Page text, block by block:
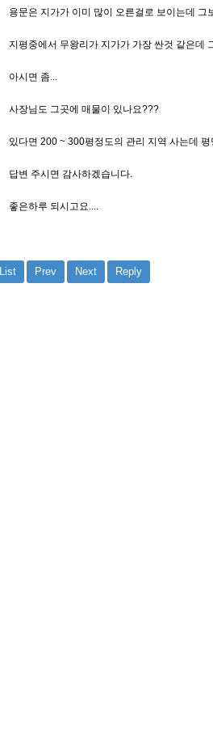
용문은 지가가 이미 많이 오른걸로 보이는데
지평중에서 무왕리가 지가가 가장 싼것 같은데
아시면 좀...
사장님도 그곳에 매물이 있나요???
있다면 200 ~ 300평정도의 관리 지역 사는데
답변 주시면 감사하겠습니다.
좋은하루 되시고요....
List Prev Next Reply